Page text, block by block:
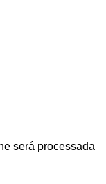
será processada